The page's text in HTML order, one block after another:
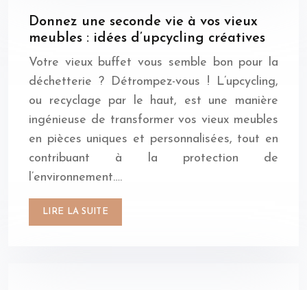
Donnez une seconde vie à vos vieux
meubles : idées d’upcycling créatives
Votre vieux buffet vous semble bon pour la
déchetterie ? Détrompez-vous ! L’upcycling,
ou recyclage par le haut, est une manière
ingénieuse de transformer vos vieux meubles
en pièces uniques et personnalisées, tout en
contribuant à la protection de
l’environnement….
LIRE LA SUITE